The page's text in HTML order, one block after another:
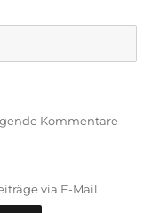
Kommentare
via E-Mail.